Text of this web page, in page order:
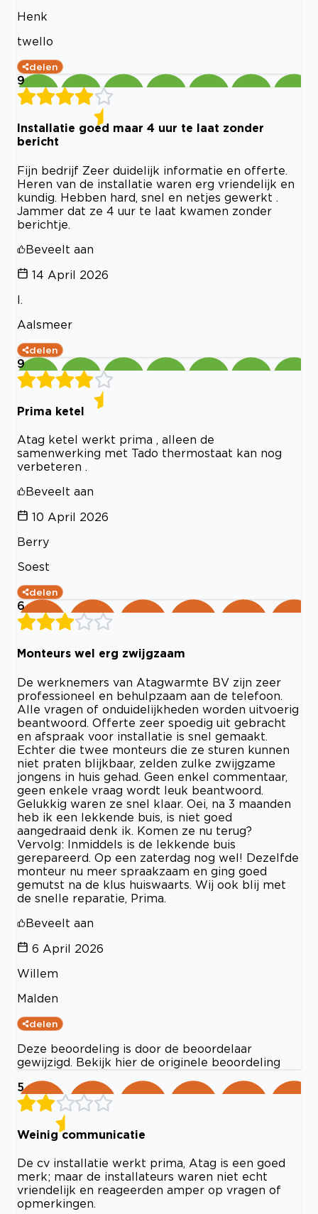
Henk
twello
delen
9
Installatie goed maar 4 uur te laat zonder
bericht
Fijn bedrijf Zeer duidelijk informatie en offerte.
Heren van de installatie waren erg vriendelijk en
kundig. Hebben hard, snel en netjes gewerkt .
Jammer dat ze 4 uur te laat kwamen zonder
berichtje.
Beveelt aan
14 April 2026
I.
Aalsmeer
delen
9
Prima ketel
Atag ketel werkt prima , alleen de
samenwerking met Tado thermostaat kan nog
verbeteren .
Beveelt aan
10 April 2026
Berry
Soest
delen
6
Monteurs wel erg zwijgzaam
De werknemers van Atagwarmte BV zijn zeer
professioneel en behulpzaam aan de telefoon.
Alle vragen of onduidelijkheden worden uitvoerig
beantwoord. Offerte zeer spoedig uit gebracht
en afspraak voor installatie is snel gemaakt.
Echter die twee monteurs die ze sturen kunnen
niet praten blijkbaar, zelden zulke zwijgzame
jongens in huis gehad. Geen enkel commentaar,
geen enkele vraag wordt leuk beantwoord.
Gelukkig waren ze snel klaar. Oei, na 3 maanden
heb ik een lekkende buis, is niet goed
aangedraaid denk ik. Komen ze nu terug?
Vervolg: Inmiddels is de lekkende buis
gerepareerd. Op een zaterdag nog wel! Dezelfde
monteur nu meer spraakzaam en ging goed
gemutst na de klus huiswaarts. Wij ook blij met
de snelle reparatie, Prima.
Beveelt aan
6 April 2026
Willem
Malden
delen
Deze beoordeling is door de beoordelaar
gewijzigd. Bekijk hier de originele beoordeling
5
Weinig communicatie
De cv installatie werkt prima, Atag is een goed
merk; maar de installateurs waren niet echt
vriendelijk en reageerden amper op vragen of
opmerkingen.